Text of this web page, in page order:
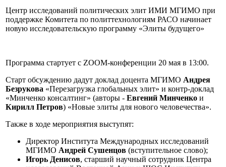
Центр исследований политических элит ИМИ МГИМО при
поддержке Комитета по политтехнологиям РАСО начинает
новую исследовательскую программу «Элиты будущего»
Программа стартует с ZOOM-конференции 20 мая в 13:00.
Старт обсуждению дадут доклад доцента МГИМО Андрея
Безрукова «Перезагрузка глобальных элит» и контр-доклад
«Минченко консалтинг» (авторы - Евгений Минченко и
Кирилл Петров) «Новые элиты для нового человечества».
Также в ходе мероприятия выступят:
Директор Института Международных исследований
МГИМО Андрей Сушенцов (вступительное слово);
Игорь Денисов, старший научный сотрудник Центра